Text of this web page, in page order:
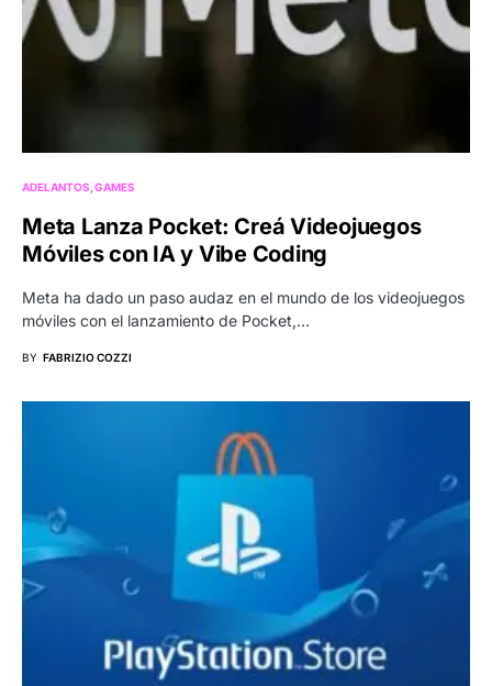
ADELANTOS GAMES
Meta Lanza Pocket: Creá Videojuegos
Móviles con IA y Vibe Coding
Meta ha dado un paso audaz en el mundo de los videojuegos
móviles con el lanzamiento de Pocket,…
BY FABRIZIO COZZI